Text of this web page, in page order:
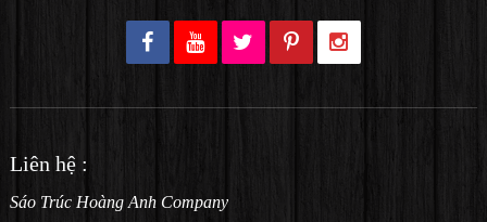
Liên hệ :
Sáo Trúc Hoàng Anh Company